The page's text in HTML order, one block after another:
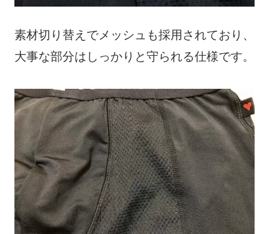
素材切り替えでメッシュも採用されており、
大事な部分はしっかりと守られる仕様です。